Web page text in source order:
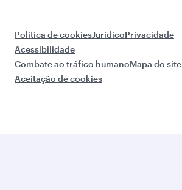
Política de cookiesJurídicoPrivacidade
Acessibilidade
Combate ao tráfico humanoMapa do site
Aceitação de cookies